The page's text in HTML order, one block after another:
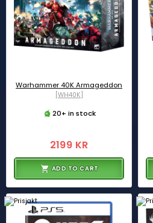
Warhammer 40K Armageddon
[WH40K]
20+ in stock
2199 KR
ADD TO CART